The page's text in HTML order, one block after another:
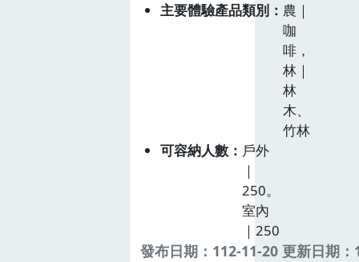
主要體驗產品類別
農｜
咖
啡，
林｜
林
木、
竹林
可容納人數
戶外
｜
250。
室內
｜250
發布日期：112-11-20 更新日期